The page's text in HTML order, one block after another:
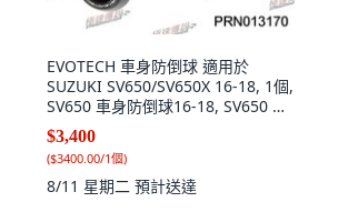
EVOTECH 車身防倒球 適用於
SUZUKI SV650/SV650X 16-18, 1個,
SV650 車身防倒球16-18, SV650 車
身防倒球16-18
$3,400
($3400.00/1個)
8/11 星期二 預計送達